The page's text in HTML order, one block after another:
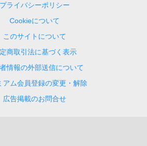
プライバシーポリシー
Cookieについて
このサイトについて
商取引法に基づく表示
情報の外部送信について
アム会員登録の変更・解除
広告掲載のお問合せ